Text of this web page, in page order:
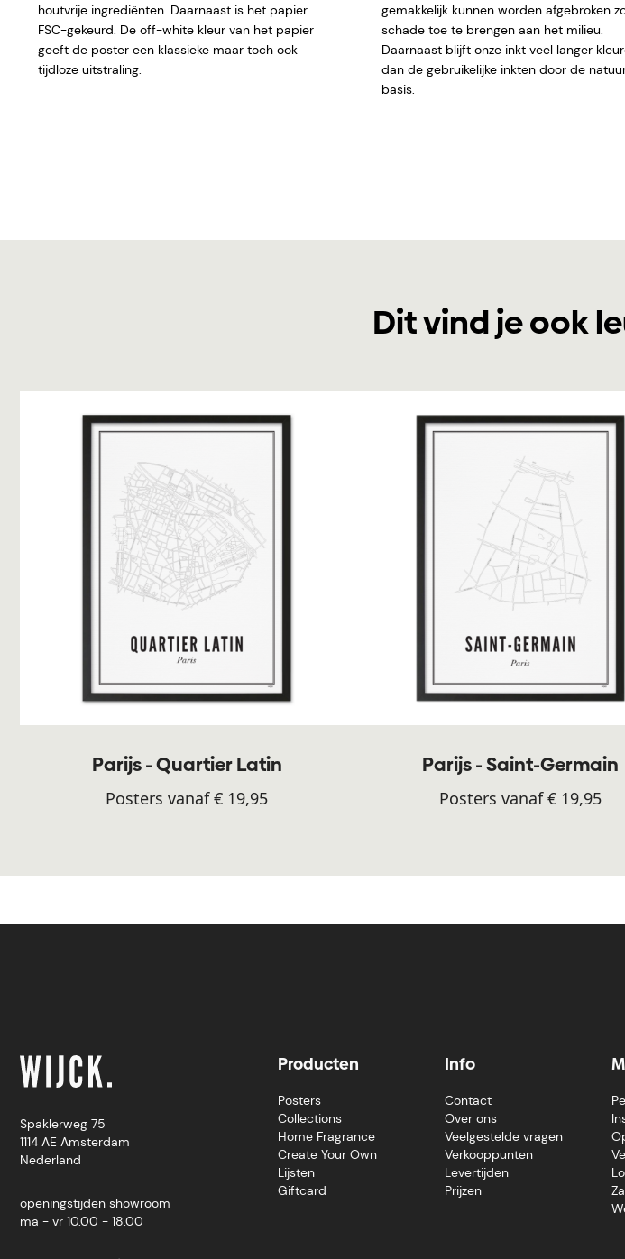
houtvrije ingrediënten. Daarnaast is het papier
FSC-gekeurd. De off-white kleur van het papier
geeft de poster een klassieke maar toch ook
tijdloze uitstraling.
gemakkelijk kunnen worden afgebroken
schade toe te brengen aan het milieu.
Daarnaast blijft onze inkt veel langer
dan de gebruikelijke inkten door de
basis.
Dit vind je ook
Parijs - Quartier Latin
Posters vanaf € 19,95
Parijs - Saint-Germain
Posters vanaf € 19,95
Spaklerweg 75
1114 AE Amsterdam
Nederland
openingstijden showroom
ma - vr 10.00 - 18.00
Producten
Posters
Collections
Home Fragrance
Create Your Own
Lijsten
Giftcard
Info
Contact
Over ons
Veelgestelde vragen
Verkooppunten
Levertijden
Prijzen